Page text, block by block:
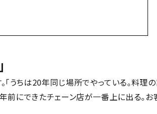
うちは20年同じ場所でやっている。料理
前にできたチェーン店が一番上に出る。お